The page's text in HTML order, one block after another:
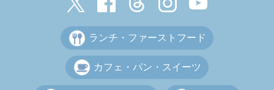
ランチ・ファーストフード
カフェ・パン・スイーツ